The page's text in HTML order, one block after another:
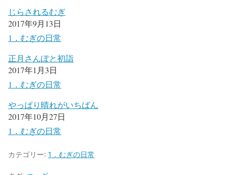
じらされるむぎ
2017年9月13日
1．むぎの日常
正月さんぽと初詣
2017年1月3日
1．むぎの日常
やっぱり晴れがいちばん
2017年10月27日
1．むぎの日常
カテゴリー: 1．むぎの日常